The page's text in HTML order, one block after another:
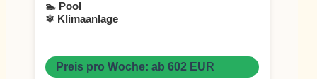
🏊 Pool
❄ Klimaanlage
Preis pro Woche: ab 602 EUR